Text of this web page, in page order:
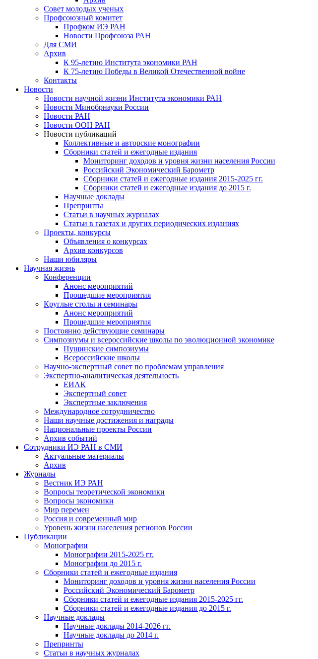
Совет молодых ученых
Профсоюзный комитет
Профком ИЭ РАН
Новости Профсоюза РАН
Для СМИ
Архив
К 95-летию Института экономики РАН
К 75-летию Победы в Великой Отечественной войне
Контакты
Новости
Новости научной жизни Института экономики РАН
Новости Минобрнауки России
Новости РАН
Новости ООН РАН
Новости публикаций
Коллективные и авторские монографии
Сборники статей и ежегодные издания
Мониторинг доходов и уровня жизни населения России
Российский Экономический Барометр
Сборники статей и ежегодные издания 2015-2025 гг.
Сборники статей и ежегодные издания до 2015 г.
Научные доклады
Препринты
Статьи в научных журналах
Статьи в газетах и других периодических изданиях
Проекты, конкурсы
Объявления о конкурсах
Архив конкурсов
Наши юбиляры
Научная жизнь
Конференции
Анонс мероприятий
Прошедшие мероприятия
Круглые столы и семинары
Анонс мероприятий
Прошедшие мероприятия
Постоянно действующие семинары
Симпозиумы и всероссийские школы по эволюционной экономике
Пущинские симпозиумы
Всероссийские школы
Научно-экспертный совет по проблемам управления
Экспертно-аналитическая деятельность
ЕИАК
Экспертный совет
Экспертные заключения
Международное сотрудничество
Наши научные достижения и награды
Национальные проекты России
Архив событий
Сотрудники ИЭ РАН в СМИ
Актуальные материалы
Архив
Журналы
Вестник ИЭ РАН
Вопросы теоретической экономики
Вопросы экономики
Мир перемен
Россия и современный мир
Уровень жизни населения регионов России
Публикации
Монографии
Монографии 2015-2025 гг.
Монографии до 2015 г.
Сборники статей и ежегодные издания
Мониторинг доходов и уровня жизни населения России
Российский Экономический Барометр
Сборники статей и ежегодные издания 2015-2025 гг.
Сборники статей и ежегодные издания до 2015 г.
Научные доклады
Научные доклады 2014-2026 гг.
Научные доклады до 2014 г.
Препринты
Статьи в научных журналах